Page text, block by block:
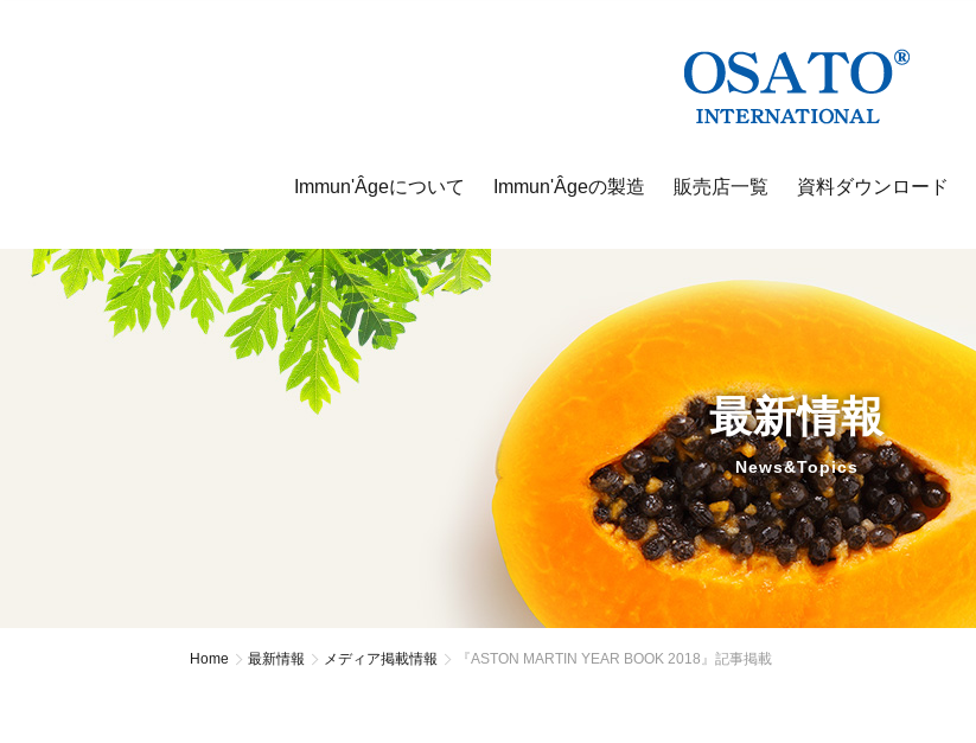
Immun'Âgeについて Immun'Âgeの製造 販売店一覧 資料ダウンロード
最新情報
News&Topics
Home 最新情報 メディア掲載情報 『ASTON MARTIN YEAR BOOK 2018』記事掲載